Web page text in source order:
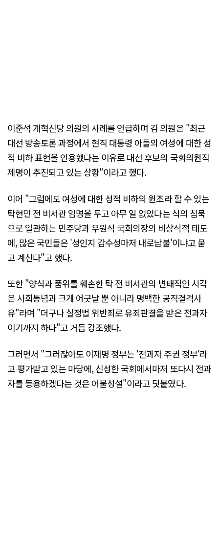
이준석 개혁신당 의원의 사례를 언급하며 김 의원은 "최근
대선 방송토론 과정에서 현직 대통령 아들의 여성에 대한 성
적 비하 표현을 인용했다는 이유로 대선 후보의 국회의원직
제명이 추진되고 있는 상황"이라고 했다.
이어 "그럼에도 여성에 대한 성적 비하의 원조라 할 수 있는
탁현민 전 비서관 임명을 두고 아무 일 없었다는 식의 침묵
으로 일관하는 민주당과 우원식 국회의장의 비상식적 태도
에, 많은 국민들은 '성인지 감수성마저 내로남불'이냐고 묻
고 계신다"고 했다.
또한 "양식과 품위를 훼손한 탁 전 비서관의 변태적인 시각
은 사회통념과 크게 어긋날 뿐 아니라 명백한 공직결격사
유"라며 "더구나 실정법 위반죄로 유죄판결을 받은 전과자
이기까지 하다"고 거듭 강조했다.
그러면서 "그러잖아도 이재명 정부는 '전과자 주권 정부'라
고 평가받고 있는 마당에, 신성한 국회에서마저 또다시 전과
자를 등용하겠다는 것은 어불성설"이라고 덧붙였다.